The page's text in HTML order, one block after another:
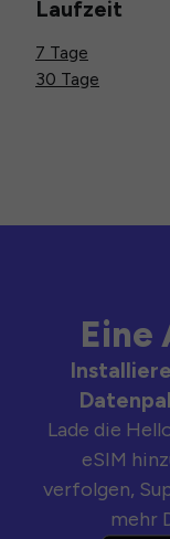
Laufzeit
7 Tage
30 Tage
Eine
Lade die
eSIM
verfolgen,
mehr